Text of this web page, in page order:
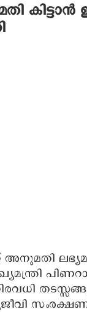
അനുമതി